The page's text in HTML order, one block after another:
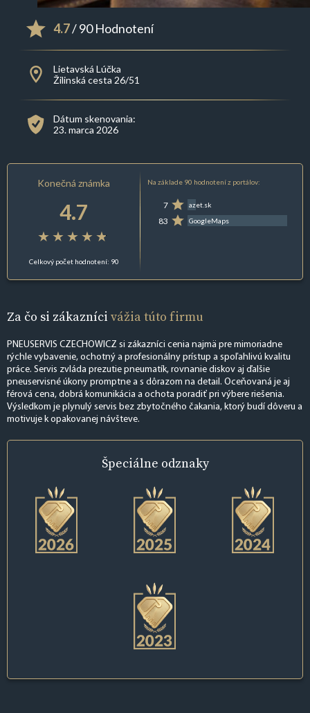
4.7/ 90 Hodnotení
Lietavská Lúčka
Žilinská cesta 26/51
Dátum skenovania:
23. marca 2026
Konečná známka
4.7
Celkový počet hodnotení: 90
Na základe 90 hodnotení z portálov:
7 azet.sk
83 GoogleMaps
Za čo si zákazníci vážia túto firmu
PNEUSERVIS CZECHOWICZ si zákazníci cenia najmä pre mimoriadne
rýchle vybavenie, ochotný a profesionálny prístup a spoľahlivú kvalitu
práce. Servis zvláda prezutie pneumatík, rovnanie diskov aj ďalšie
pneuservisné úkony promptne a s dôrazom na detail. Oceňovaná je aj
férová cena, dobrá komunikácia a ochota poradiť pri výbere riešenia.
Výsledkom je plynulý servis bez zbytočného čakania, ktorý budí dôveru a
motivuje k opakovanej návšteve.
Špeciálne odznaky